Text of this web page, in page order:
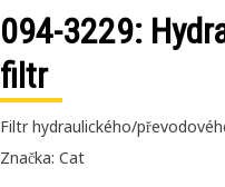
094-3229:
filtr
Filtr hydraulického/
Značka: Cat